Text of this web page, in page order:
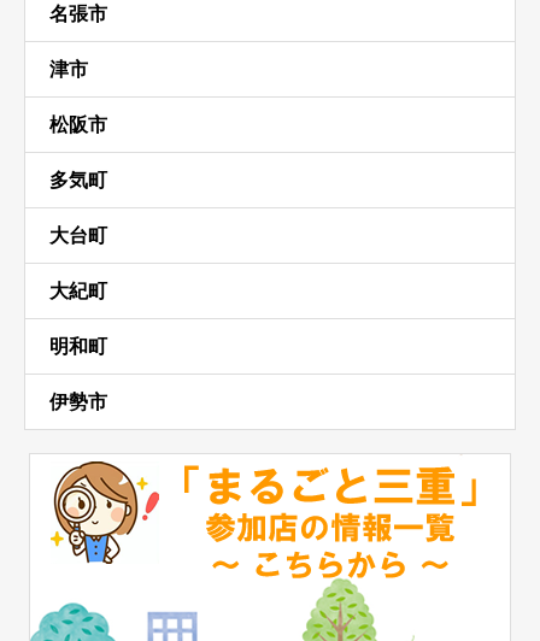
名張市
津市
松阪市
多気町
大台町
大紀町
明和町
伊勢市